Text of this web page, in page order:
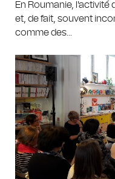
En Roumanie, l'activité
et, de fait, souvent
comme des...